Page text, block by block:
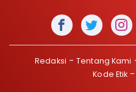
Redaksi Tentang Kami
Kode Etik